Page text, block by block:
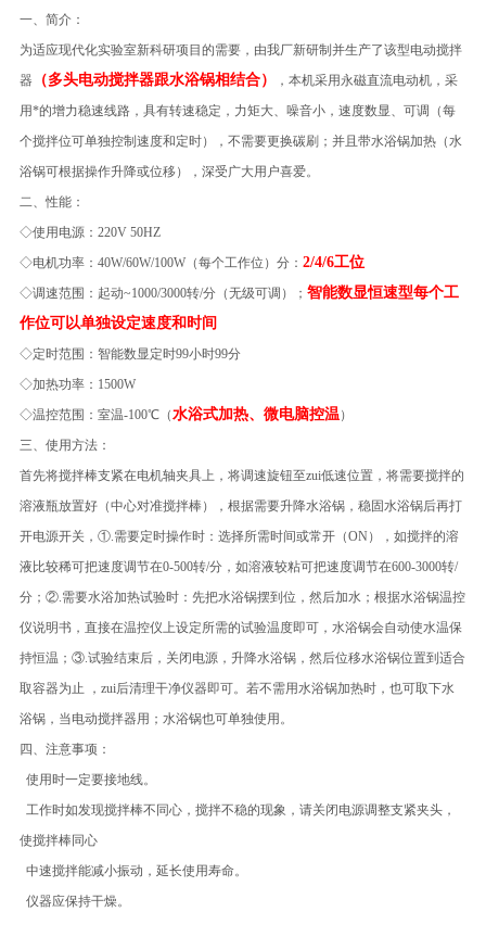
一、简介：
为适应现代化实验室新科研项目的需要，由我厂新研制并生产了该型电动搅拌
器
（多头电动搅拌器跟水浴锅相结合）
，本机采用永磁直流电动机，采
用*的增力稳速线路，具有转速稳定，力矩大、噪音小，速度数显、可调（每
个搅拌位可单独控制速度和定时），不需要更换碳刷；并且带水浴锅加热（水
浴锅可根据操作升降或位移），深受广大用户喜爱。
二、性能：
◇使用电源：220V 50HZ
◇电机功率：40W/60W/100W（每个工作位）分： 2/4/6工位
◇调速范围：起动~1000/3000转/分（无级可调）； 智能数显恒速型每个工
作位可以单独设定速度和时间
◇定时范围：智能数显定时99小时99分
◇加热功率：1500W
◇温控范围：室温-100℃（水浴式加热、微电脑控温 ）
三、使用方法：
首先将搅拌棒支紧在电机轴夹具上，将调速旋钮至zui低速位置，将需要搅拌的
溶液瓶放置好（中心对准搅拌棒），根据需要升降水浴锅，稳固水浴锅后再打
开电源开关，①.需要定时操作时：选择所需时间或常开（ON），如搅拌的溶
液比较稀可把速度调节在0-500转/分，如溶液较粘可把速度调节在600-3000转/
分；②.需要水浴加热试验时：先把水浴锅摆到位，然后加水；根据水浴锅温控
仪说明书，直接在温控仪上设定所需的试验温度即可，水浴锅会自动使水温保
持恒温；③.试验结束后，关闭电源，升降水浴锅，然后位移水浴锅位置到适合
取容器为止 ，zui后清理干净仪器即可。若不需用水浴锅加热时，也可取下水
浴锅，当电动搅拌器用；水浴锅也可单独使用。
四、注意事项：
使用时一定要接地线。
工作时如发现搅拌棒不同心，搅拌不稳的现象，请关闭电源调整支紧夹头，
使搅拌棒同心
中速搅拌能减小振动，延长使用寿命。
仪器应保持干燥。